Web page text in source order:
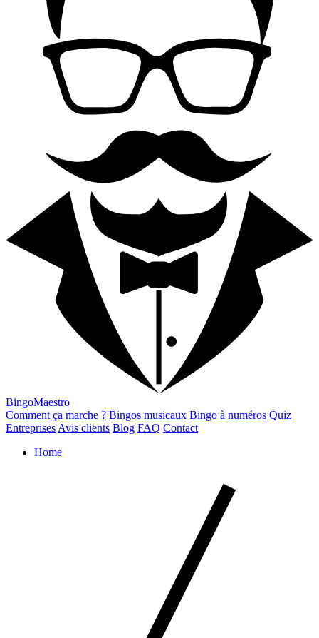
BingoMaestro
Comment ça marche ? Bingos musicaux Bingo à numéros Quiz
Entreprises Avis clients Blog FAQ Contact
Home